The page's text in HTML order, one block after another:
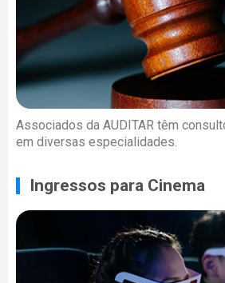
Associados da AUDITAR têm
em diversas especialidades.
Ingressos para Cinema